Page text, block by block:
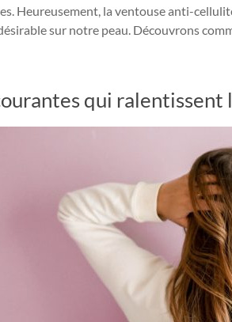
Heureusement, la ventouse anti-
sur notre peau. Découvrons
qui ralentissent